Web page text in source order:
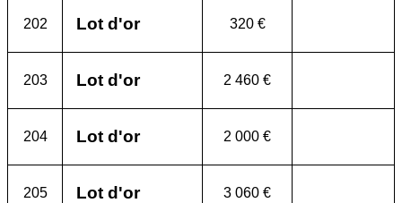
202 Lot d'or 320 €
203 Lot d'or 2 460 €
204 Lot d'or 2 000 €
205 Lot d'or 3 060 €